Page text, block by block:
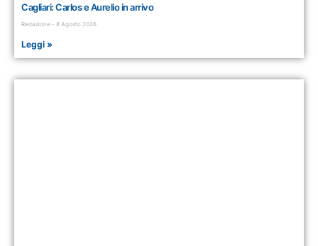
Cagliari: Carlos e Aurelio in arrivo
Redazione 8 Agosto 2026
Leggi »